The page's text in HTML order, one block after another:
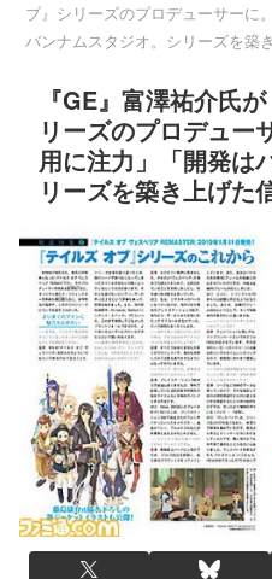
ブ』シリーズのプロデューサーに
バンナムスタジオ。シリーズを築
『GE』富澤祐介氏
リーズのプロデュー
用に注力」「開発は
リーズを築き上げた